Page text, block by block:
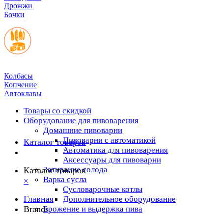
Дрожжи
Бочки
Колбасы
Копчение
Автоклавы
Товары со скидкой
Оборудование для пивоварения
Домашние пивоварни
Пивоварни с автоматикой
Автоматика для пивоварения
Аксессуары для пивоварни
Затирание солода
Варка сусла
Cусловарочные котлы
Дополнительное оборудование
Брожение и выдержка пива
Каталог товаров
Каталог товаров
×
Главная
Brands